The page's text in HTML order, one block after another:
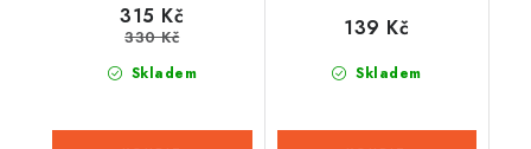
Skladem
315 Kč
330 Kč
Skladem
139 Kč